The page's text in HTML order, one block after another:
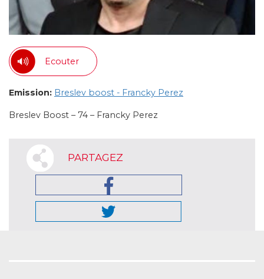
Ecouter
Emission: Breslev boost - Francky Perez
Breslev Boost – 74 – Francky Perez
PARTAGEZ